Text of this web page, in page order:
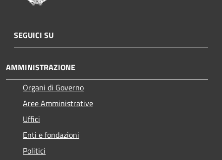
SEGUICI SU
AMMINISTRAZIONE
Organi di Governo
Aree Amministrative
Uffici
Enti e fondazioni
Politici